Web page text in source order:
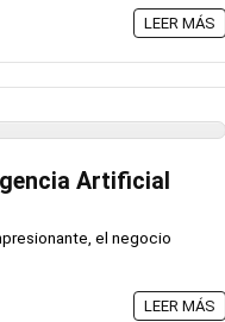
LEER MÁS
Artificial
el negocio
LEER MÁS